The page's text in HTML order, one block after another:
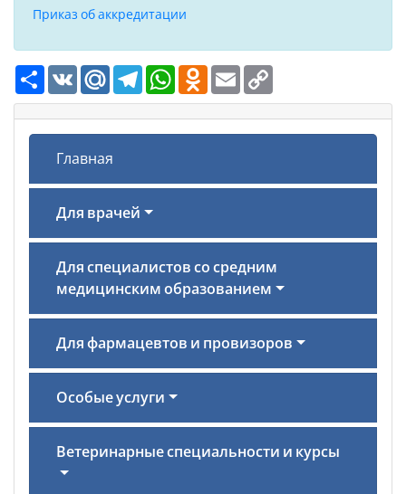
Приказ об аккредитации
РесурсVK Mail.Ru TelegramWhatsAppOdnoklassniki
Email
Главная
Для врачей
Для специалистов со средним
медицинским образованием
Для фармацевтов и провизоров
Особые услуги
Ветеринарные специальности и курсы